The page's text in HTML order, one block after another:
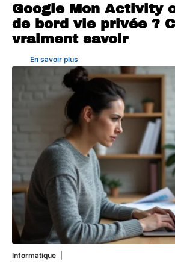
Google Mon Activity
de bord vie privée ?
vraiment savoir
En savoir plus
Informatique